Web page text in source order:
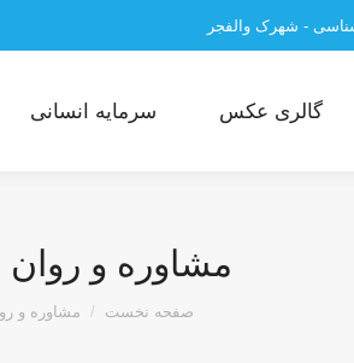
- شهرک والفجر
گالری عکس سرمایه انسانی
مشاوره و
صفحه نخست مشاوره و